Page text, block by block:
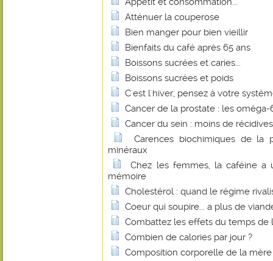
Atténuer la couperose
Bien manger pour bien vieillir
Bienfaits du café après 65 ans
Boissons sucrées et caries...
Boissons sucrées et poids
C'est l'hiver, pensez à votre
Cancer de la prostate : les oméga-
Cancer du sein : moins de
Carences biochimiques de la
minéraux
Chez les femmes, la caféine
mémoire
Cholestérol : quand le régime
Coeur qui soupire... a plus de
Combattez les effets du temps de
Combien de calories par jour ?
Composition corporelle de la